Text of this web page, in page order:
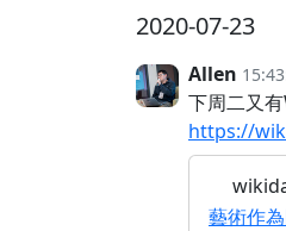
2020-07-23
Allen
下周二又
https://
藝術作